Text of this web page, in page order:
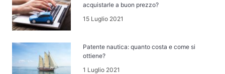
acquistarle a buon prezzo?
15 Luglio 2021
Patente nautica: quanto costa e come si
ottiene?
1 Luglio 2021